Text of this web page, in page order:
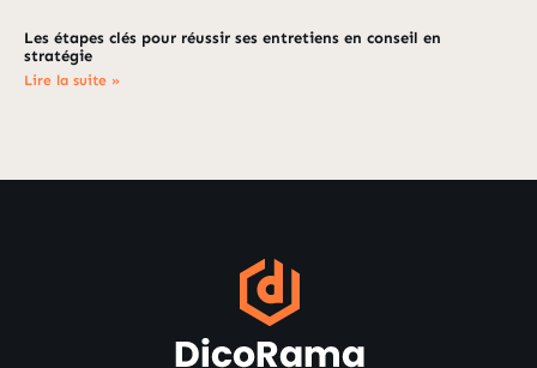
Les étapes clés pour réussir ses entretiens en conseil en
stratégie
Lire la suite »